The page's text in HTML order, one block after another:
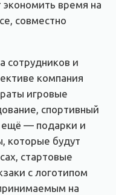
время на
совместно
сотрудников и
компания
игровые
спортивный
ещё — подарки и
которые будут
стартовые
с логотипом
на